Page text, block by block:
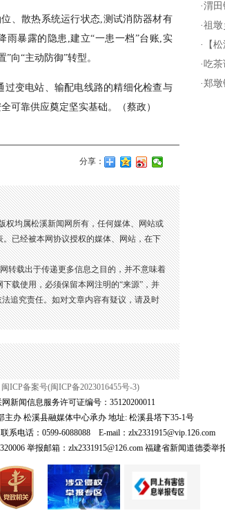
、散热系统运行状态,测试消防器材有
雨暴露的隐患,建立“一患一档”台账,实
向“主动防御”转型。
变电站、输配电线路的精细化检查与
可靠供应奠定坚实基础。（蔡政）
分享：
权均属松溪新闻网所有，任何媒体、网站或
已经被本网协议授权的媒体、网站，在下
转载出于传递更多信息之目的，并不意味着
载使用，必须保留本网注明的“来源”，并
追究责任。如对文章内容有疑议，请及时
·渭田
·祖墩
· 【
·吃茶
·郑墩
闽ICP备案号(闽ICP备2023016455号-3)
新闻信息服务许可证编号：35120200011
主办 松溪县融媒体中心承办 地址: 松溪县塔下35-1号
系电话：0599-6088088 E-mail：zlx2331915@vip.126.com
举报邮箱：zlx2331915@126.com 福建省新闻道德委举